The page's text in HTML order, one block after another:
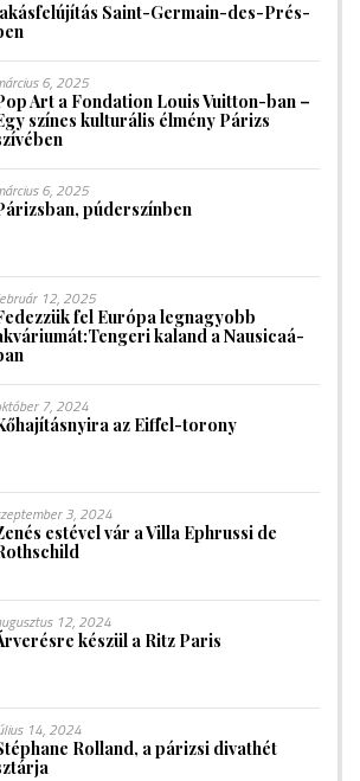
Saint-Germain-des-Prés-
6, 2025
Art a Fondation Louis Vuitton-ban –
színes kulturális élmény Párizs
6, 2025
púderszínben
12, 2025
fel Európa legnagyobb
kaland a Nausicaá-
7, 2024
az Eiffel-torony
3, 2024
estével vár a Villa Ephrussi de
12, 2024
készül a Ritz Paris
14, 2024
Rolland, a párizsi divathét